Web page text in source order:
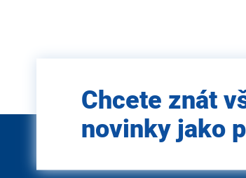
e-mail
Chcete znát
novinky jako